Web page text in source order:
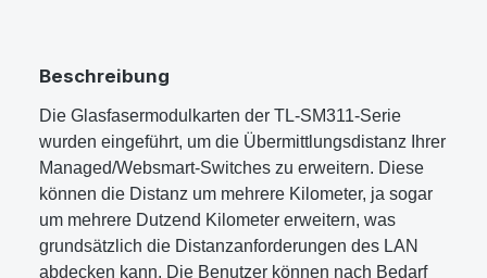
Beschreibung
Die Glasfasermodulkarten der TL-SM311-Serie
wurden eingeführt, um die Übermittlungsdistanz Ihrer
Managed/Websmart-Switches zu erweitern. Diese
können die Distanz um mehrere Kilometer, ja sogar
um mehrere Dutzend Kilometer erweitern, was
grundsätzlich die Distanzanforderungen des LAN
abdecken kann. Die Benutzer können nach Bedarf